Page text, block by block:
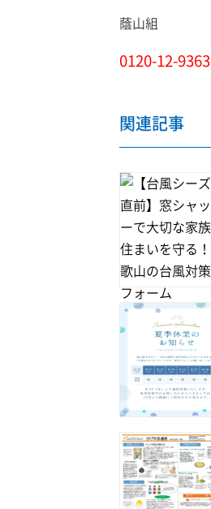
蔭山組
0120-12-9363
関連記事